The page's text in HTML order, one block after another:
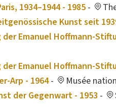
1934–1944 - 1985 -
Kunst seit
der Emanuel Hoffmann-
der Emanuel Hoffmann-
Arp - 1964-
Musée
der Gegenwart - 1953 -